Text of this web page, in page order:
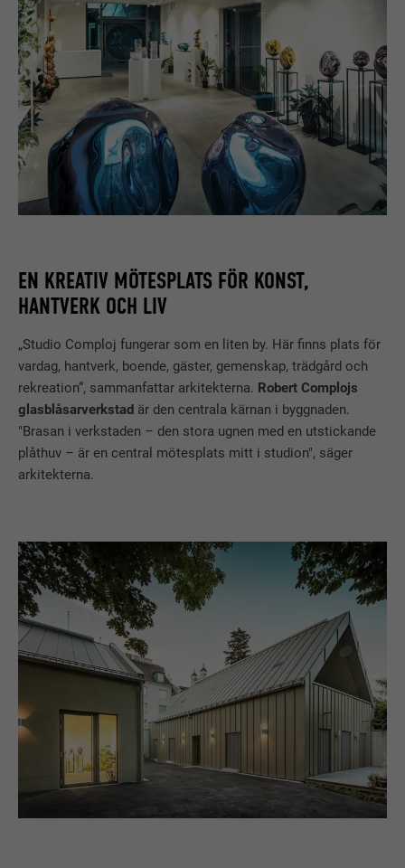
EN KREATIV MÖTESPLATS FÖR KONST,
HANTVERK OCH LIV
„Studio Comploj fungerar som en liten by. Här finns plats för
vardag, hantverk, boende, gäster, gemenskap, trädgård och
rekreation“, sammanfattar arkitekterna. Robert Complojs
glasblåsarverkstad är den centrala kärnan i byggnaden.
"Brasan i verkstaden – den stora ugnen med en utstickande
plåthuv – är en central mötesplats mitt i studion", säger
arkitekterna.